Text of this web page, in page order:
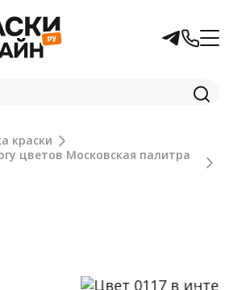
краски
цветов Московская палитра